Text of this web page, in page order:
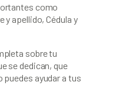
como
y apellido, Cédula y
sobre tu
se dedican, que
ayudar a tus